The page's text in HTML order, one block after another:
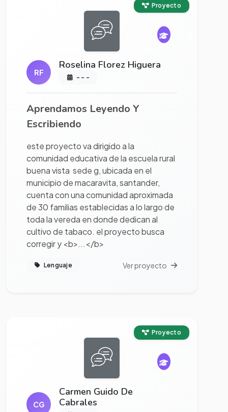
Proyecto
RF
Roselina Florez Higuera
- - -
Aprendamos Leyendo Y
Escribiendo
este proyecto va dirigido a la
comunidad educativa de la escuela rural
buena vista sede g, ubicada en el
municipio de macaravita, santander,
cuenta con una comunidad aproximada
de 30 familias establecidas a lo largo de
toda la vereda en donde dedican al
cultivo de tabaco. el proyecto busca
corregir y <b>...</b>
Lenguaje Ver proyecto
Proyecto
CG
Carmen Guido De
Cabrales